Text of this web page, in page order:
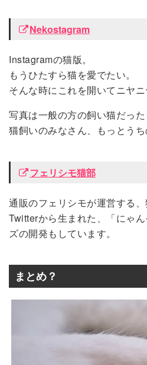
Nekostagram
Instagramの猫版。
もうひたすら猫を愛でたい。
そんな時にこれを開いてニヤニ
写真は一般の方の飼い猫だった
猫飼いのみなさん、もっとうち
フェリシモ猫部
通販のフェリシモが運営する、
Twitterから生まれた、「にゃ
ズの開発もしています。
まとめ？